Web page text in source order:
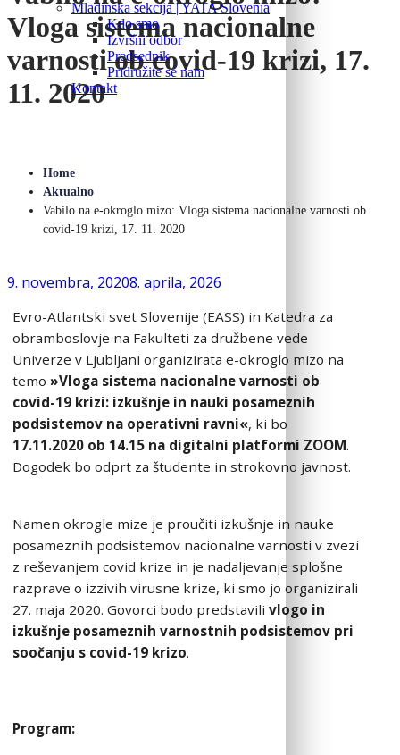
Mladinska sekcija | YATA Slovenia
Kdo smo
Izvršni odbor
Predsednik
Pridružite se nam
Kontakt
Vloga sistema nacionalne
varnosti ob covid-19 krizi, 17.
11. 2020
Home
Aktualno
Vabilo na e-okroglo mizo: Vloga sistema nacionalne varnosti ob
covid-19 krizi, 17. 11. 2020
9. novembra, 20208. aprila, 2026
Evro-Atlantski svet Slovenije (EASS) in Katedra za
obramboslovje na Fakulteti za družbene vede
Univerze v Ljubljani organizirata e-okroglo mizo na
temo »Vloga sistema nacionalne varnosti ob
covid-19 krizi: izkušnje in nauki posameznih
podsistemov na operativni ravni«, ki bo
17.11.2020 ob 14.15 na digitalni platformi ZOOM.
Dogodek bo odprt za študente in strokovno javnost.
Namen okrogle mize je proučiti izkušnje in nauke
posameznih podsistemov nacionalne varnosti v zvezi
z reševanjem covid krize in je nadaljevanje splošne
razprave o izzivih virusne krize, ki smo jo organizirali
27. maja 2020. Govorci bodo predstavili vlogo in
izkušnje posameznih varnostnih podsistemov pri
soočanju s covid-19 krizo.
Program: